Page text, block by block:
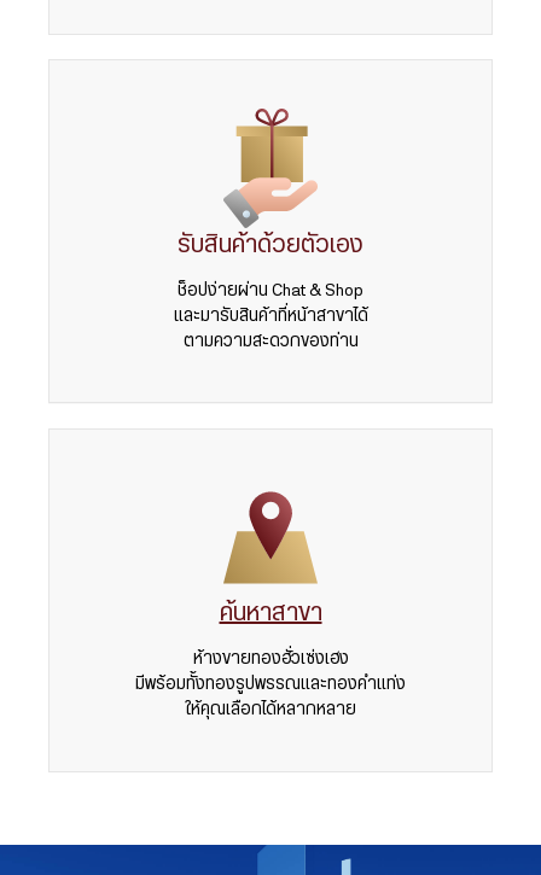
รับสินค้าด้วยตัวเอง
ช็อปง่ายผ่าน Chat & Shop
และมารับสินค้าที่หน้าสาขาได้
ตามความสะดวกของท่าน
ค้นหาสาขา
ห้างขายทองฮั่วเซ่งเฮง
มีพร้อมทั้งทองรูปพรรณและทองคำแท่ง
ให้คุณเลือกได้หลากหลาย